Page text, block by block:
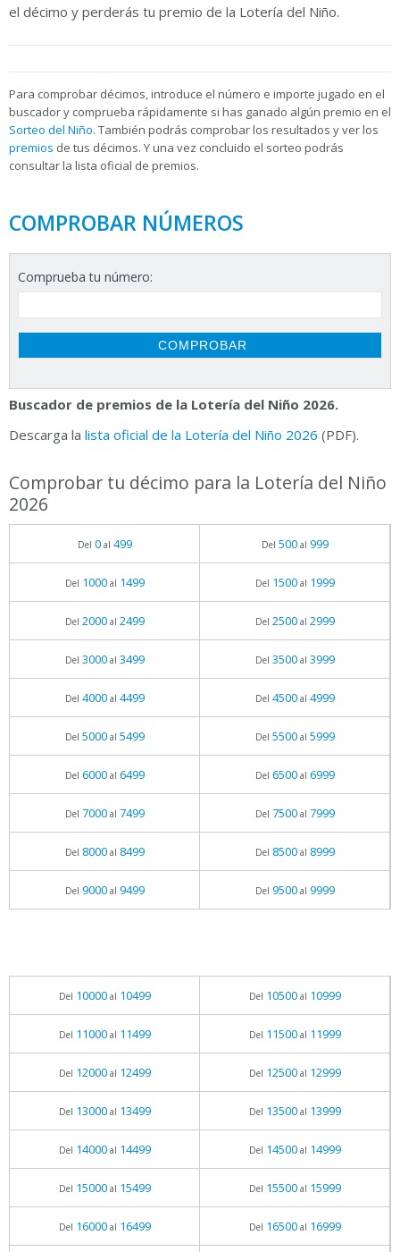
el décimo y perderás tu premio de la Lotería del Niño.
Para comprobar décimos, introduce el número e importe jugado en el
buscador y comprueba rápidamente si has ganado algún premio en el
Sorteo del Niño. También podrás comprobar los resultados y ver los
premios de tus décimos. Y una vez concluido el sorteo podrás
consultar la lista oficial de premios.
COMPROBAR NÚMEROS
Comprueba tu número:
Buscador de premios de la Lotería del Niño 2026.
Descarga la lista oficial de la Lotería del Niño 2026 (PDF).
Comprobar tu décimo para la Lotería del Niño
2026
Del 0al 499 Del 500al 999
Del 1000al 1499 Del 1500al 1999
Del 2000al 2499 Del 2500al 2999
Del 3000al 3499 Del 3500al 3999
Del 4000al 4499 Del 4500al 4999
Del 5000al 5499 Del 5500al 5999
Del 6000al 6499 Del 6500al 6999
Del 7000al 7499 Del 7500al 7999
Del 8000al 8499 Del 8500al 8999
Del 9000al 9499 Del 9500al 9999
Del 10000al 10499 Del 10500al 10999
Del 11000al 11499 Del 11500al 11999
Del 12000al 12499 Del 12500al 12999
Del 13000al 13499 Del 13500al 13999
Del 14000al 14499 Del 14500al 14999
Del 15000al 15499 Del 15500al 15999
Del 16000al 16499 Del 16500al 16999